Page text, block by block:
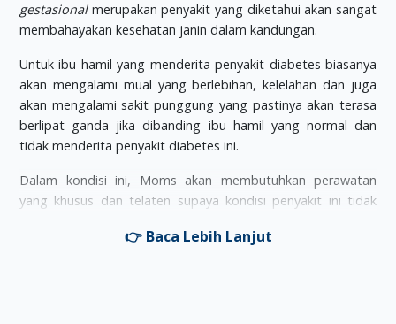
gestasionalmerupakan penyakit yang diketahui akan sangat
membahayakan kesehatan janin dalam kandungan.
Untuk ibu hamil yang menderita penyakit diabetes biasanya
akan mengalami mual yang berlebihan, kelelahan dan juga
akan mengalami sakit punggung yang pastinya akan terasa
berlipat ganda jika dibanding ibu hamil yang normal dan
tidak menderita penyakit diabetes ini.
Dalam kondisi ini, Moms akan membutuhkan perawatan
yang khusus dan telaten supaya kondisi penyakit ini tidak
Selain itu, Moms pasti tahu bahwa penyakit diabetes ini